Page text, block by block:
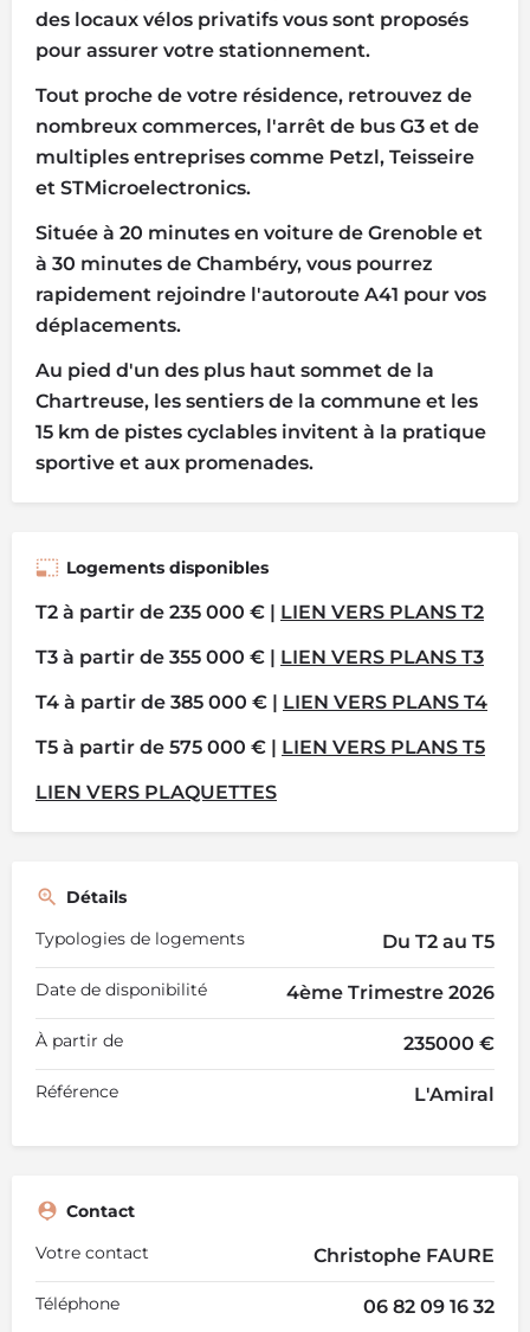
des locaux vélos privatifs vous sont proposés
pour assurer votre stationnement.
Tout proche de votre résidence, retrouvez de
nombreux commerces, l'arrêt de bus G3 et de
multiples entreprises comme Petzl, Teisseire
et STMicroelectronics.
Située à 20 minutes en voiture de Grenoble et
à 30 minutes de Chambéry, vous pourrez
rapidement rejoindre l'autoroute A41 pour vos
déplacements.
Au pied d'un des plus haut sommet de la
Chartreuse, les sentiers de la commune et les
15 km de pistes cyclables invitent à la pratique
sportive et aux promenades.
Logements disponibles
T2 à partir de 235 000 € | LIEN VERS PLANS T2
T3 à partir de 355 000 € | LIEN VERS PLANS T3
T4 à partir de 385 000 € | LIEN VERS PLANS T4
T5 à partir de 575 000 € | LIEN VERS PLANS T5
LIEN VERS PLAQUETTES
Détails
Typologies de logements
Du T2 au T5
Date de disponibilité 4ème Trimestre 2026
À partir de 235000 €
Référence L'Amiral
Contact
Votre contact
Christophe FAURE
Téléphone 06 82 09 16 32